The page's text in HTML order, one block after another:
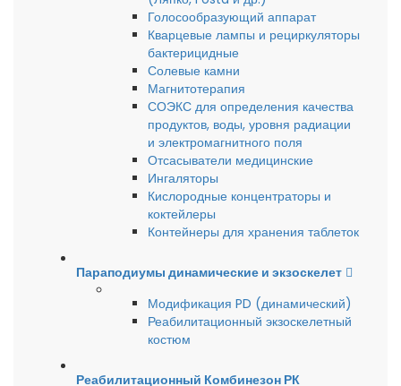
Голосообразующий аппарат
Кварцевые лампы и рециркуляторы
бактерицидные
Солевые камни
Магнитотерапия
СОЭКС для определения качества
продуктов, воды, уровня радиации
и электромагнитного поля
Отсасыватели медицинские
Ингаляторы
Кислородные концентраторы и
коктейлеры
Контейнеры для хранения таблеток
Параподиумы динамические и экзоскелет
Модификация PD (динамический)
Реабилитационный экзоскелетный
костюм
Реабилитационный Комбинезон РК